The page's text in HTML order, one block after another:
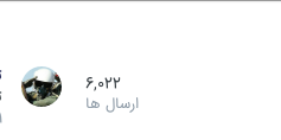
6,022
ارسال ها